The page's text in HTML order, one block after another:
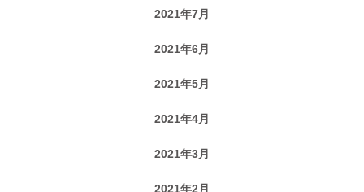
2021年7月
2021年6月
2021年5月
2021年4月
2021年3月
2021年2月